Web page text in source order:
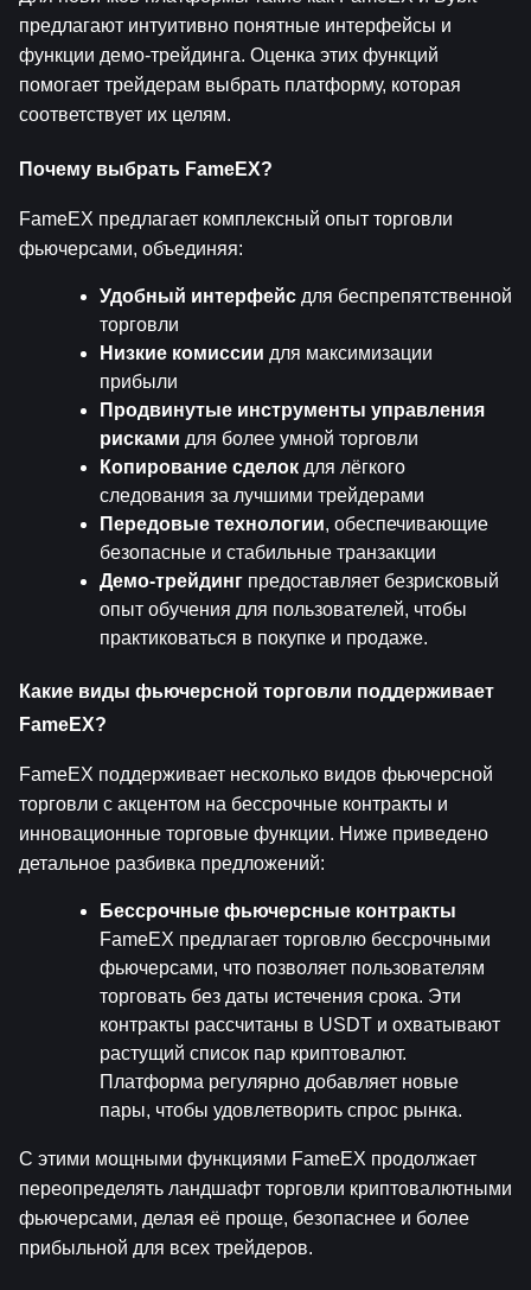
предлагают интуитивно понятные интерфейсы и
функции демо-трейдинга. Оценка этих функций
помогает трейдерам выбрать платформу, которая
соответствует их целям.
Почему выбрать FameEX?
FameEX предлагает комплексный опыт торговли
фьючерсами, объединяя:
Удобный интерфейс для беспрепятственной
торговли
Низкие комиссии для максимизации
прибыли
Продвинутые инструменты управления
рисками для более умной торговли
Копирование сделок для лёгкого
следования за лучшими трейдерами
Передовые технологии, обеспечивающие
безопасные и стабильные транзакции
Демо-трейдинг предоставляет безрисковый
опыт обучения для пользователей, чтобы
практиковаться в покупке и продаже.
Какие виды фьючерсной торговли поддерживает
FameEX?
FameEX поддерживает несколько видов фьючерсной
торговли с акцентом на бессрочные контракты и
инновационные торговые функции. Ниже приведено
детальное разбивка предложений:
Бессрочные фьючерсные контракты
FameEX предлагает торговлю бессрочными
фьючерсами, что позволяет пользователям
торговать без даты истечения срока. Эти
контракты рассчитаны в USDT и охватывают
растущий список пар криптовалют.
Платформа регулярно добавляет новые
пары, чтобы удовлетворить спрос рынка.
С этими мощными функциями FameEX продолжает
переопределять ландшафт торговли криптовалютными
фьючерсами, делая её проще, безопаснее и более
прибыльной для всех трейдеров.